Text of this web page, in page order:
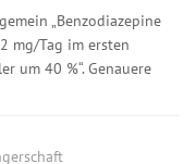
„Benzodiazepine
mg/Tag im ersten
um 40 %“. Genauere